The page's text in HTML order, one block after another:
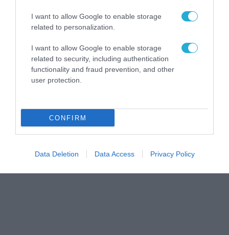
I want to allow Google to enable storage
related to personalization.
I want to allow Google to enable storage
related to security, including authentication
functionality and fraud prevention, and other
user protection.
CONFIRM
Data Deletion Data Access Privacy Policy